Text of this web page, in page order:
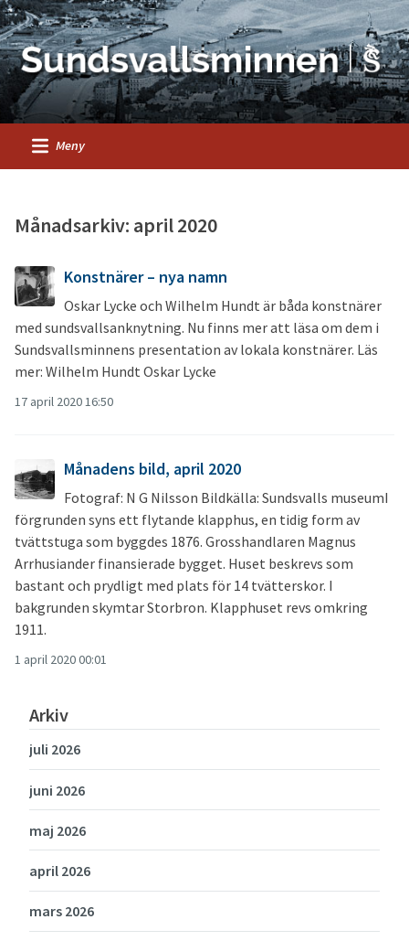
Meny
Månadsarkiv: april 2020
Konstnärer – nya namn
Oskar Lycke och Wilhelm Hundt är båda konstnärer
med sundsvallsanknytning. Nu finns mer att läsa om dem i
Sundsvallsminnens presentation av lokala konstnärer. Läs
mer: Wilhelm Hundt Oskar Lycke
17 april 2020 16:50
Månadens bild, april 2020
Fotograf: N G Nilsson Bildkälla: Sundsvalls museumI
förgrunden syns ett flytande klapphus, en tidig form av
tvättstuga som byggdes 1876. Grosshandlaren Magnus
Arrhusiander finansierade bygget. Huset beskrevs som
bastant och prydligt med plats för 14 tvätterskor. I
bakgrunden skymtar Storbron. Klapphuset revs omkring
1911.
1 april 2020 00:01
Arkiv
juli 2026
juni 2026
maj 2026
april 2026
mars 2026